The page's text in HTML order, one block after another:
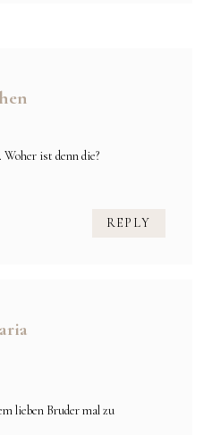
ist denn die?
REPLY
lieben Bruder mal zu